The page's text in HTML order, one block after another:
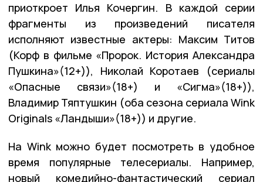
приоткроет Илья Кочергин. В каждой серии
фрагменты из произведений писателя
исполняют известные актеры: Максим Титов
(Корф в фильме «Пророк. История Александра
Пушкина»(12+)), Николай Коротаев (сериалы
«Опасные связи»(18+) и «Сигма»(18+)),
Владимир Тяптушкин (оба сезона сериала Wink
Originals «Ландыши»(18+)) и другие.
На Wink можно будет посмотреть в удобное
время популярные телесериалы. Например,
новый комедийно-фантастический сериал